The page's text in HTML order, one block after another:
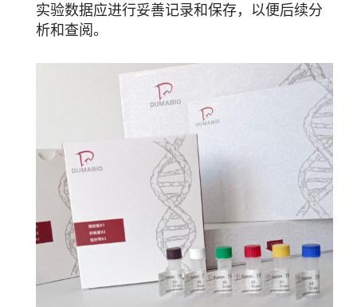
实验数据应进行妥善记录和保存，以便后续分
析和查阅。